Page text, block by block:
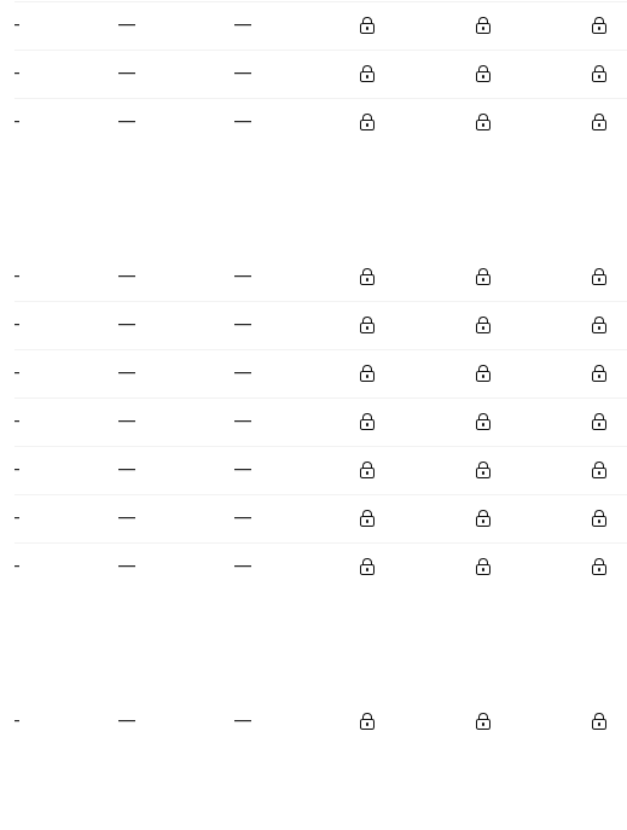
—
—
—
—
—
—
—
—
—
—
—
—
—
—
—
—
—
—
—
—
—
—
—
—
—
—
—
—
—
—
—
—
—